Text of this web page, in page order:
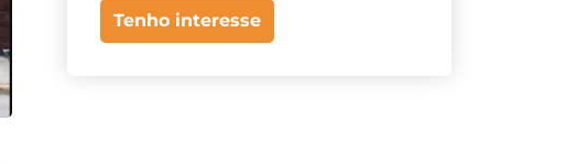
Tenho interesse